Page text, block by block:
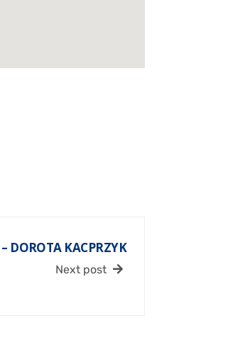
DOROTA KACPRZYK
Next post